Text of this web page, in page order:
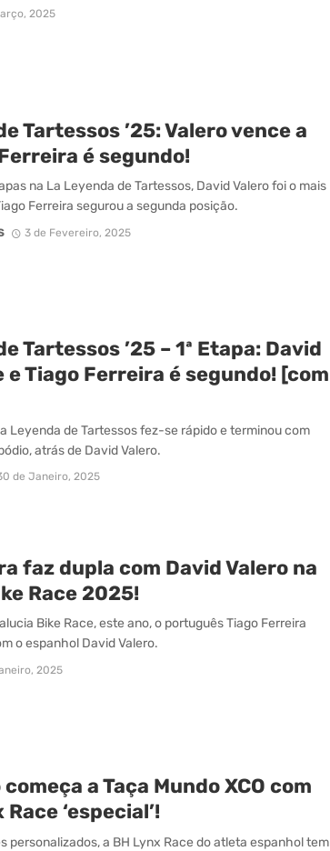
2025
Tartessos ’25: Valero vence a
é segundo!
na La Leyenda de Tartessos, David Valero foi o mais
Ferreira segurou a segunda posição.
3 de Fevereiro, 2025
Tartessos ’25 – 1ª Etapa: David
e Tiago Ferreira é segundo! [com
Leyenda de Tartessos fez-se rápido e terminou com
atrás de David Valero.
de Janeiro, 2025
faz dupla com David Valero na
Race 2025!
Bike Race, este ano, o português Tiago Ferreira
o espanhol David Valero.
2025
a Taça Mundo XCO com
‘especial’!
personalizados, a BH Lynx Race do atleta espanhol tem